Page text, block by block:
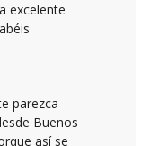
excelente
parezca
Buenos
así se